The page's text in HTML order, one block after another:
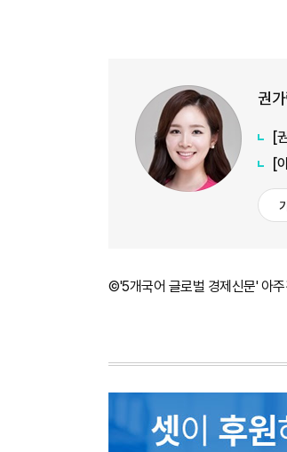
권
[
©'5개국어 글로벌 경제신문' 아주